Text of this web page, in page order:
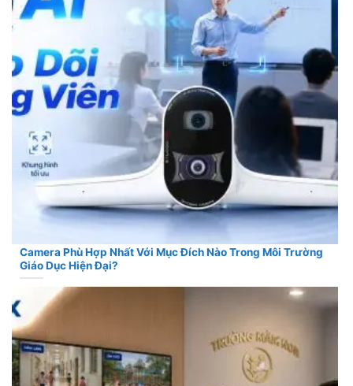
Camera Phù Hợp Nhất Với Mục Đích Nào Trong Môi Trường
Giáo Dục Hiện Đại?